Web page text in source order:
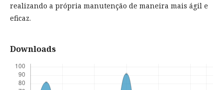
realizando a própria manutenção de maneira mais ágil e
eficaz.
Downloads